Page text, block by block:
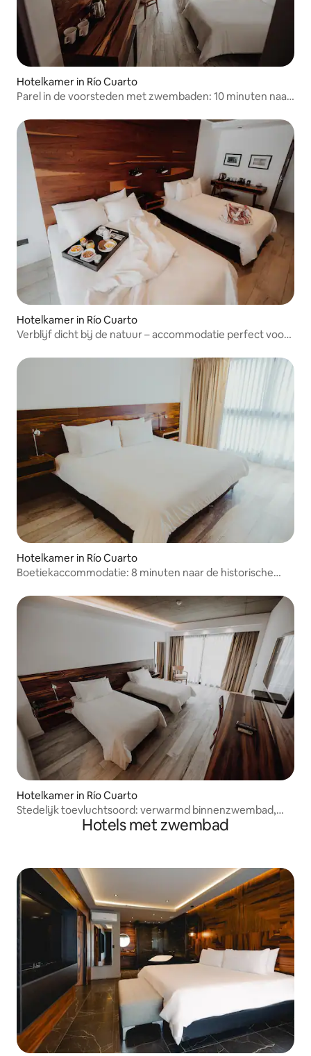
Hotelkamer in Río Cuarto
Parel in de voorsteden met zwembaden: 10 minuten naar
Hotelkamer in Río Cuarto
Verblijf dicht bij de natuur – accommodatie perfect voor
Hotelkamer in Río Cuarto
Boetiekaccommodatie: 8 minuten naar de historische
Hotelkamer in Río Cuarto
Stedelijk toevluchtsoord: verwarmd binnenzwembad,
sauna en bubbelbadHotels met zwembad